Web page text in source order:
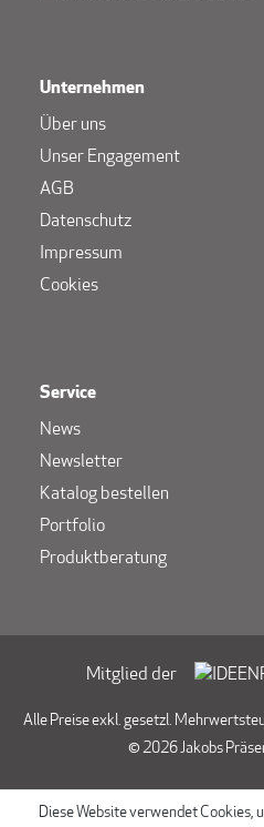
Unternehmen
Über uns
Unser Engagement
AGB
Datenschutz
Impressum
Cookies
Service
News
Newsletter
Katalog bestellen
Portfolio
Produktberatung
Mitglied der
Alle Preise exkl. gesetzl.
© 2026 Jakobs
Diese Website verwendet Cookies,